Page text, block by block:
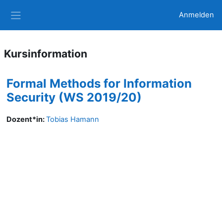
Anmelden
Kursinformation
Formal Methods for Information
Security (WS 2019/20)
Dozent*in:Tobias Hamann